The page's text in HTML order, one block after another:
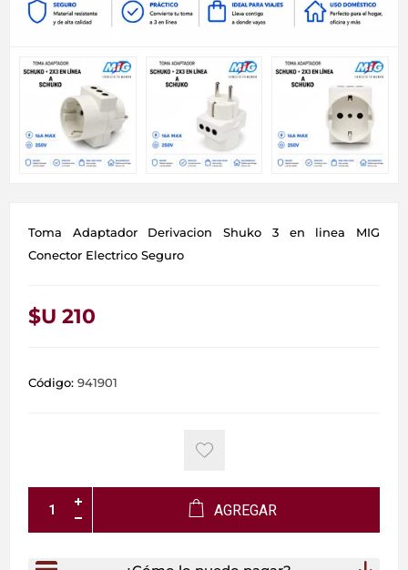
Toma Adaptador Derivacion Shuko 3 en linea MIG
Conector Electrico Seguro
$U 210
Código: 941901
AGREGAR